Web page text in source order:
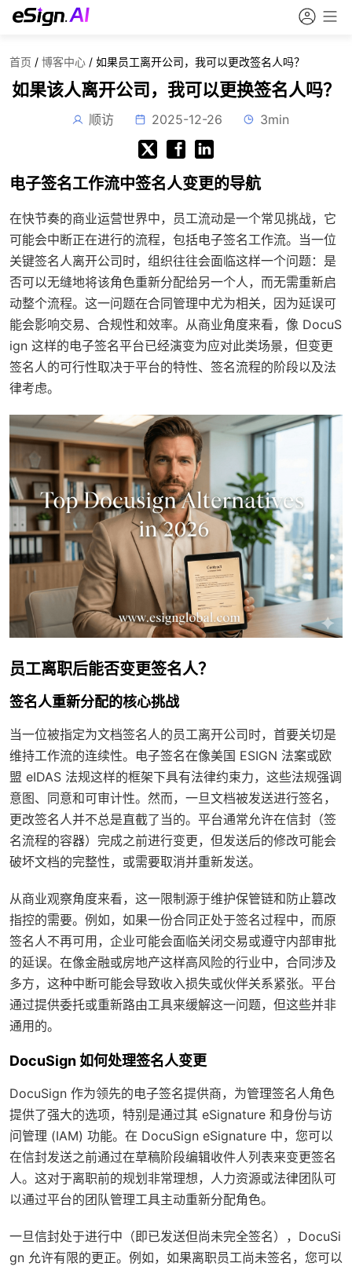
首页 / 博客中心 / 如果员工离开公司，我可以更改签名人吗？
如果该人离开公司，我可以更换签名人吗？
顺访 2025-12-26 3min
电子签名工作流中签名人变更的导航
在快节奏的商业运营世界中，员工流动是一个常见挑战，它
可能会中断正在进行的流程，包括电子签名工作流。当一位
关键签名人离开公司时，组织往往会面临这样一个问题：是
否可以无缝地将该角色重新分配给另一个人，而无需重新启
动整个流程。这一问题在合同管理中尤为相关，因为延误可
能会影响交易、合规性和效率。从商业角度来看，像 DocuS
ign 这样的电子签名平台已经演变为应对此类场景，但变更
签名人的可行性取决于平台的特性、签名流程的阶段以及法
律考虑。
员工离职后能否变更签名人？
签名人重新分配的核心挑战
当一位被指定为文档签名人的员工离开公司时，首要关切是
维持工作流的连续性。电子签名在像美国 ESIGN 法案或欧
盟 eIDAS 法规这样的框架下具有法律约束力，这些法规强调
意图、同意和可审计性。然而，一旦文档被发送进行签名，
更改签名人并不总是直截了当的。平台通常允许在信封（签
名流程的容器）完成之前进行变更，但发送后的修改可能会
破坏文档的完整性，或需要取消并重新发送。
从商业观察角度来看，这一限制源于维护保管链和防止篡改
指控的需要。例如，如果一份合同正处于签名过程中，而原
签名人不再可用，企业可能会面临关闭交易或遵守内部审批
的延误。在像金融或房地产这样高风险的行业中，合同涉及
多方，这种中断可能会导致收入损失或伙伴关系紧张。平台
通过提供委托或重新路由工具来缓解这一问题，但这些并非
通用的。
DocuSign 如何处理签名人变更
DocuSign 作为领先的电子签名提供商，为管理签名人角色
提供了强大的选项，特别是通过其 eSignature 和身份与访
问管理 (IAM) 功能。在 DocuSign eSignature 中，您可以
在信封发送之前通过在草稿阶段编辑收件人列表来变更签名
人。这对于离职前的规划非常理想，人力资源或法律团队可
以通过平台的团队管理工具主动重新分配角色。
一旦信封处于进行中（即已发送但尚未完全签名），DocuSi
gn 允许有限的更正。例如，如果离职员工尚未签名，您可以